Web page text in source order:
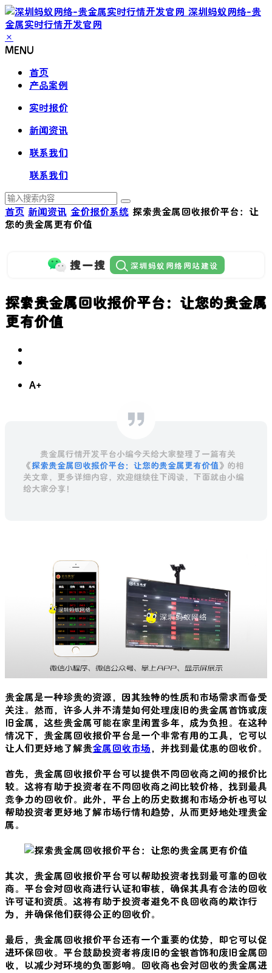
深圳蚂蚁网络-贵
金属实时行情开发官网
×
MENU
首页
产品案例
实时报价
新闻资讯
联系我们
联系我们
首页 新闻资讯 金价报价系统 探索贵金属回收报价平台：让
您的贵金属更有价值
搜一搜 深圳蚂蚁网络网站建设
探索贵金属回收报价平台：让您的贵金属
更有价值
A+
贵金属行情开发平台小编今天给大家整理了一篇有关
《探索贵金属回收报价平台：让您的贵金属更有价值》的相
关文章，更多详细内容，欢迎继续往下阅读，下面就由小编
给大家分享！
贵金属是一种珍贵的资源，因其独特的性质和市场需求而备受
关注。然而，许多人并不清楚如何处理废旧的贵金属首饰或废
旧金属，这些贵金属可能在家里闲置多年，成为负担。在这种
情况下，贵金属回收报价平台是一个非常有用的工具，它可以
让人们更好地了解贵金属回收市场，并找到最优惠的回收价。
首先，贵金属回收报价平台可以提供不同回收商之间的报价比
较。这将有助于投资者在不同回收商之间比较价格，找到最具
竞争力的回收价。此外，平台上的历史数据和市场分析也可以
帮助投资者更好地了解市场行情和趋势，从而更好地处理贵金
属。
其次，贵金属回收报价平台可以帮助投资者找到最可靠的回收
商。平台会对回收商进行认证和审核，确保其具有合法的回收
许可证和资质。这将有助于投资者避免不良回收商的欺诈行
为，并确保他们获得公正的回收价。
最后，贵金属回收报价平台还有一个重要的优势，即它可以促
进环保回收。平台鼓励投资者将废旧的金银首饰和废旧金属回
收，以减少对环境的负面影响。回收商也会对回收的贵金属进